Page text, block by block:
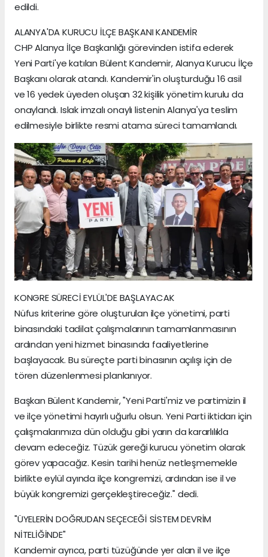
edildi.
ALANYA'DA KURUCU İLÇE BAŞKANI KANDEMİR
CHP Alanya İlçe Başkanlığı görevinden istifa ederek
Yeni Parti'ye katılan Bülent Kandemir, Alanya Kurucu İlçe
Başkanı olarak atandı. Kandemir'in oluşturduğu 16 asil
ve 16 yedek üyeden oluşan 32 kişilik yönetim kurulu da
onaylandı. Islak imzalı onaylı listenin Alanya'ya teslim
edilmesiyle birlikte resmi atama süreci tamamlandı.
KONGRE SÜRECİ EYLÜL'DE BAŞLAYACAK
Nüfus kriterine göre oluşturulan ilçe yönetimi, parti
binasındaki tadilat çalışmalarının tamamlanmasının
ardından yeni hizmet binasında faaliyetlerine
başlayacak. Bu süreçte parti binasının açılışı için de
tören düzenlenmesi planlanıyor.
Başkan Bülent Kandemir, "Yeni Parti'miz ve partimizin il
ve ilçe yönetimi hayırlı uğurlu olsun. Yeni Parti iktidarı için
çalışmalarımıza dün olduğu gibi yarın da kararlılıkla
devam edeceğiz. Tüzük gereği kurucu yönetim olarak
görev yapacağız. Kesin tarihi henüz netleşmemekle
birlikte eylül ayında ilçe kongremizi, ardından ise il ve
büyük kongremizi gerçekleştireceğiz." dedi.
"ÜYELERİN DOĞRUDAN SEÇECEĞİ SİSTEM DEVRİM
NİTELİĞİNDE"
Kandemir ayrıca, parti tüzüğünde yer alan il ve ilçe